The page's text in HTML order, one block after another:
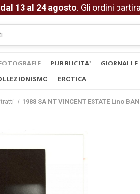
13 al 24 agosto. Gli ordini
PUBBLICITA' GIORNALI E
EROTICA
1988 SAINT VINCENT ESTATE Lino